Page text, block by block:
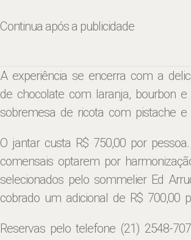
Continua após a publicidade
A experiência se encerra com a
de chocolate com laranja, bourbon
sobremesa de ricota com pistache e
O jantar custa R$ 750,00 por
comensais optarem por
selecionados pelo sommelier Ed
cobrado um adicional de R$ 700,00
Reservas pelo telefone (21) 2548-